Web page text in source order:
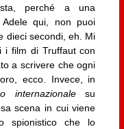
perché a una
qui, non puoi
dieci secondi, eh. Mi
i film di Truffaut con
a scrivere che ogni
ecco. Invece, in
internazionalesu
scena in cui viene
spionistico che lo